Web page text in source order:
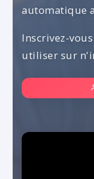
automatique
Inscrivez-
utiliser sur